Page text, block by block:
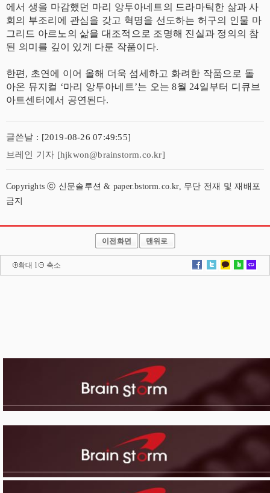
에서 생을 마감했던 마리 앙투아네트의 드라마틱한 삶과 사
회의 부조리에 관심을 갖고 혁명을 선도하는 허구의 인물 마
그리드 아르노의 삶을 대조적으로 조명해 진실과 정의의 참
된 의미를 깊이 있게 다룬 작품이다.
한편, 초연에 이어 올해 더욱 섬세하고 화려한 작품으로 돌
아온 뮤지컬 ‘마리 앙투아네트’는 오는 8월 24일부터 디큐브
아트센터에서 공연된다.
글쓴날 : [2019-08-26 07:49:55]
브레인 기자 [hjkwon@brainstorm.co.kr]
Copyrights ⓒ 신문솔루션 & paper.bstorm.co.kr, 무단 전재 및 재배포
금지
이전화면 맨위로
확대 l 축소